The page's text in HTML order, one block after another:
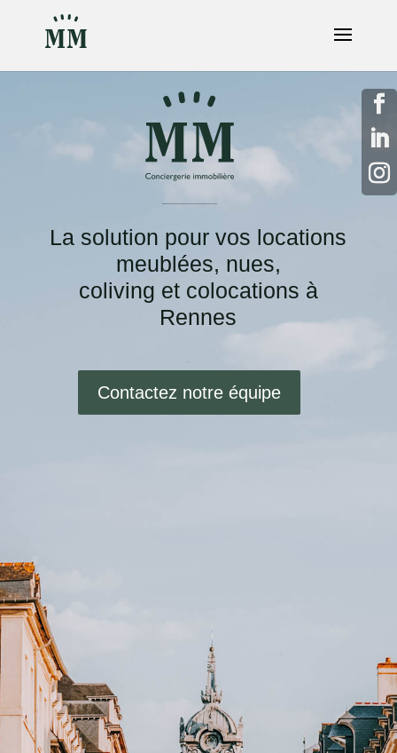
La solution pour vos locations
meublées, nues,
coliving et colocations à
Rennes
Contactez notre équipe